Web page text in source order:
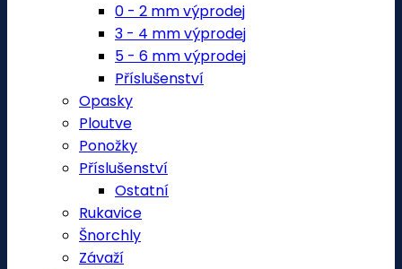
0 - 2 mm výprodej
3 - 4 mm výprodej
5 - 6 mm výprodej
Příslušenství
Opasky
Ploutve
Ponožky
Příslušenství
Ostatní
Rukavice
Šnorchly
Závaží